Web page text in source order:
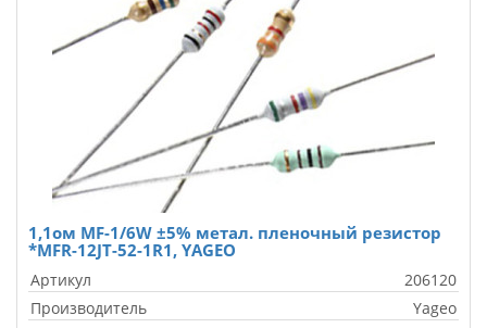
1,1ом MF-1/6W ±5% метал. пленочный резистор
*MFR-12JT-52-1R1, YAGEO
Артикул
206120
Производитель
Yageo